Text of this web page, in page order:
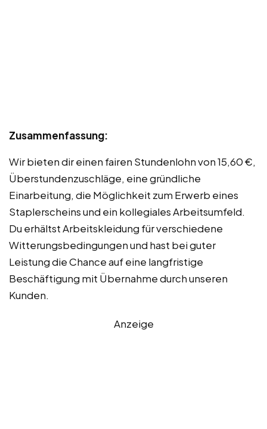
Zusammenfassung:
Wir bieten dir einen fairen Stundenlohn von 15,60 €,
Überstundenzuschläge, eine gründliche
Einarbeitung, die Möglichkeit zum Erwerb eines
Staplerscheins und ein kollegiales Arbeitsumfeld.
Du erhältst Arbeitskleidung für verschiedene
Witterungsbedingungen und hast bei guter
Leistung die Chance auf eine langfristige
Beschäftigung mit Übernahme durch unseren
Kunden.
Anzeige